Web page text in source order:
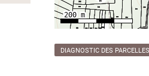
DIAGNOSTIC DES PARCELLES